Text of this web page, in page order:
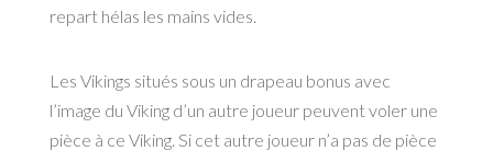
repart hélas les mains vides.
Les Vikings situés sous un drapeau bonus avec
l’image du Viking d’un autre joueur peuventvoler une
pièce à ce Viking. Si cet autre joueur n’a pas de pièce